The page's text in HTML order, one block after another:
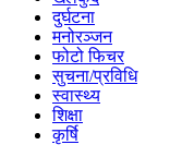
दुर्घटना
मनोरञ्जन
फोटो फिचर
सुचना/प्रविधि
स्वास्थ्य
शिक्षा
कृर्षि